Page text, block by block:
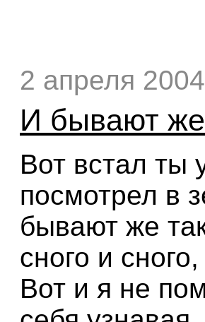
2 апреля 2004
И бывают
Вот встал ты
посмотрел в
бывают же
сного и
Вот и я не